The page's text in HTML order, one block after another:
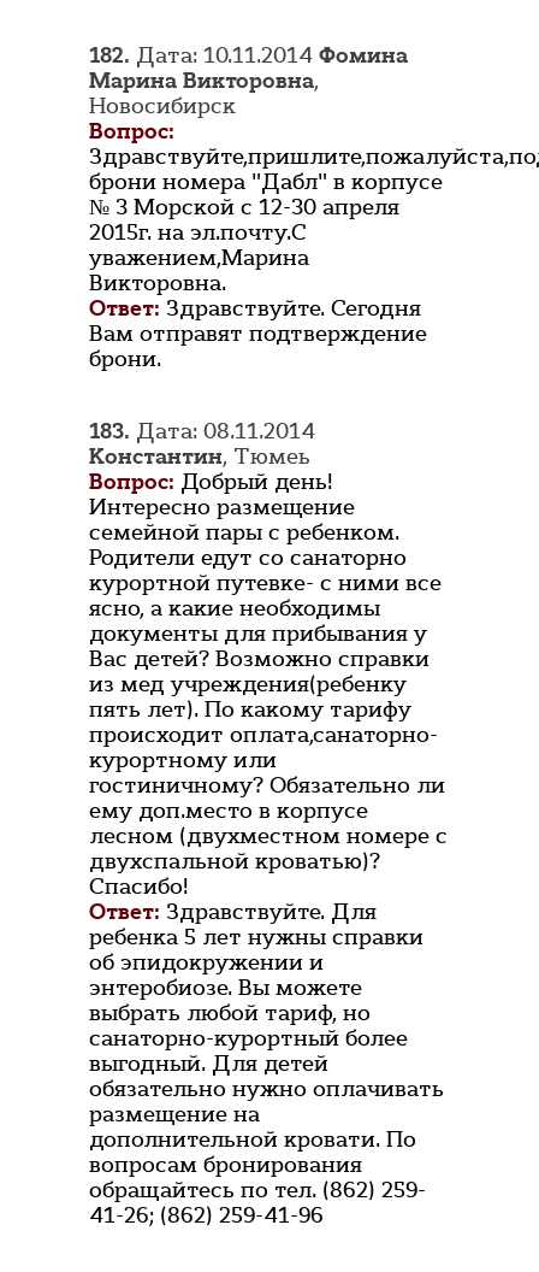
182. Дата: 10.11.2014 Фомина
Марина Викторовна,
Новосибирск
Вопрос:
брони номера "Дабл" в корпусе
№ 3 Морской с 12-30 апреля
2015г. на эл.почту.С
уважением,Марина
Викторовна.
Ответ: Здравствуйте. Сегодня
Вам отправят подтверждение
брони.
183. Дата: 08.11.2014
Константин, Тюмеь
Вопрос: Добрый день!
Интересно размещение
семейной пары с ребенком.
Родители едут со санаторно
курортной путевке- с ними все
ясно, а какие необходимы
документы для прибывания у
Вас детей? Возможно справки
из мед учреждения(ребенку
пять лет). По какому тарифу
происходит оплата,санаторно-
курортному или
гостиничному? Обязательно ли
ему доп.место в корпусе
лесном (двухместном номере с
двухспальной кроватью)?
Спасибо!
Ответ: Здравствуйте. Для
ребенка 5 лет нужны справки
об эпидокружении и
энтеробиозе. Вы можете
выбрать любой тариф, но
санаторно-курортный более
выгодный. Для детей
обязательно нужно оплачивать
размещение на
дополнительной кровати. По
вопросам бронирования
обращайтесь по тел. (862) 259-
41-26; (862) 259-41-96